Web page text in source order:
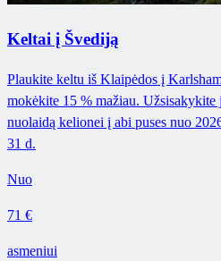
Keltai į Švediją
Plaukite keltu iš Klaipėdos į
mokėkite 15 % mažiau.
nuolaidą kelionei į abi puses nuo
31 d.
Nuo
71 €
asmeniui